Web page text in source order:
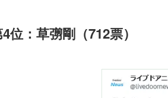
位：草彅剛（712票）